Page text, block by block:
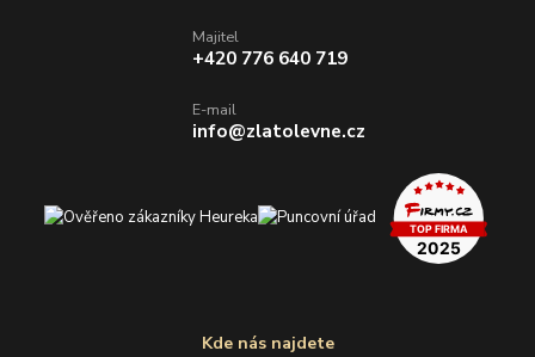
Kde nás najdete
Majitel
+420 776 640 719
E-mail
info@zlatolevne.cz